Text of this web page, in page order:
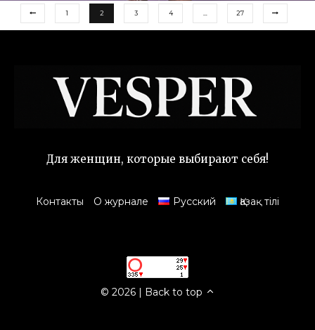
1 2 3 4 27
Для женщин, которые выбирают себя!
Контакты О журнале Русский Қазақ тілі
© 2026 | Back to top